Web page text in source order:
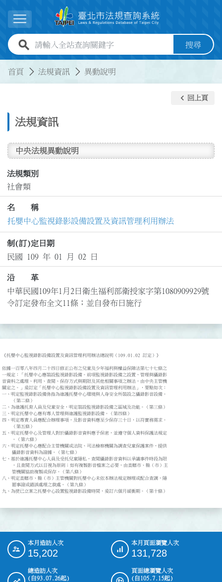
展開選單
全站查詢關鍵字欄位 搜尋
首頁 法規資訊 異動說明
法規資訊
keyboard_arrow_left 回上頁
中央法規異動說明
法規類別
社會類
名 稱
托嬰中心監視錄影設備設置及資訊管理利用辦法
制(訂)定日期
民國 109 年 01 月 02 日
沿 革
中華民國109年1月2日衛生福利部衛授家字第1080909929號
令訂定發布全文11條；並自發布日施行
《托嬰中心監視錄影設備設置及資訊管理利用辦法總說明（109.01.02 訂定）》
依據一百零八年四月二十四日修正公布之兒童及少年福利與權益保障法第七十七條之
一規定：「托嬰中心應裝設監視錄影設備。前項監視錄影設備之設置、管理與攝錄影
音資料之處理、利用、查閱、保存方式與期限及其他相關事項之辦法，由中央主管機
關定之。」爰訂定「托嬰中心監視錄影設備設置及資訊管理利用辦法」，要點如次：
一、明定監視錄影設備係指為維護托嬰中心環境與人身安全所裝設之攝錄影音設備。
二、為維護托育人員及兒童安全，明定裝設監視錄影設備之區域及功能。（第三條）
三、明定托嬰中心應有專人管理與維護監視錄影設備。（第四條）
四、明定專責人員應配合辦理事項，及影音資料應至少保存三十日，以符實務需求。
五、明定托嬰中心及管理人對於攝錄影音資料應予保密，並遵守個人資料保護法規定
六、明定托嬰中心應配合主管機關或法院、司法檢察機關為調查兒童保護案件，提供
七、基於維護托嬰中心人員及受托兒童隱私，查閱攝錄影音資料以爭議事件時段為限
八、明定直轄市、縣（市）主管機關對托嬰中心未依本辦法規定辦理或配合查調，隱
九、為使已立案之托嬰中心設置監視錄影設備時間，爰訂六個月緩衝期。（第十條）
::: 本月造訪人次
15,202
本月頁面瀏覽人次
131,728
總造訪人次
(自93.07.26起)
頁面總瀏覽人次
(自105.7.15起)